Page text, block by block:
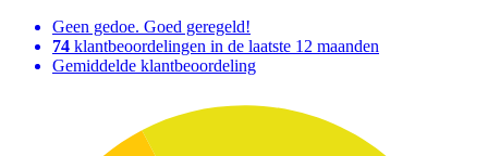
Geen gedoe. Goed geregeld!
74 klantbeoordelingen in de laatste 12 maanden
Gemiddelde klantbeoordeling